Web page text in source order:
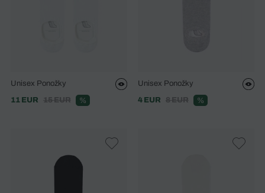
Unisex Ponožky
11 EUR
15 EUR %
Unisex Ponožky
4 EUR
8 EUR %